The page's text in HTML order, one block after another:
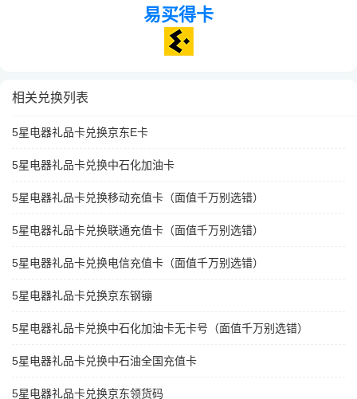
易买得卡
相关兑换列表
5星电器礼品卡兑换京东E卡
5星电器礼品卡兑换中石化加油卡
5星电器礼品卡兑换移动充值卡（面值千万别选错）
5星电器礼品卡兑换联通充值卡（面值千万别选错）
5星电器礼品卡兑换电信充值卡（面值千万别选错）
5星电器礼品卡兑换京东钢镚
5星电器礼品卡兑换中石化加油卡无卡号（面值千万别选错）
5星电器礼品卡兑换中石油全国充值卡
5星电器礼品卡兑换京东领货码